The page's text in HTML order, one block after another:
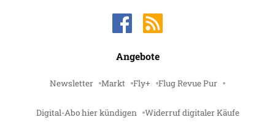
Angebote
Newsletter Markt Fly+ Flug Revue Pur
Digital-Abo hier kündigen Widerruf digitaler Käufe